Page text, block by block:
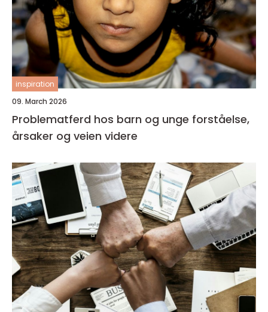
inspiration
09. March 2026
Problematferd hos barn og unge forståelse,
årsaker og veien videre